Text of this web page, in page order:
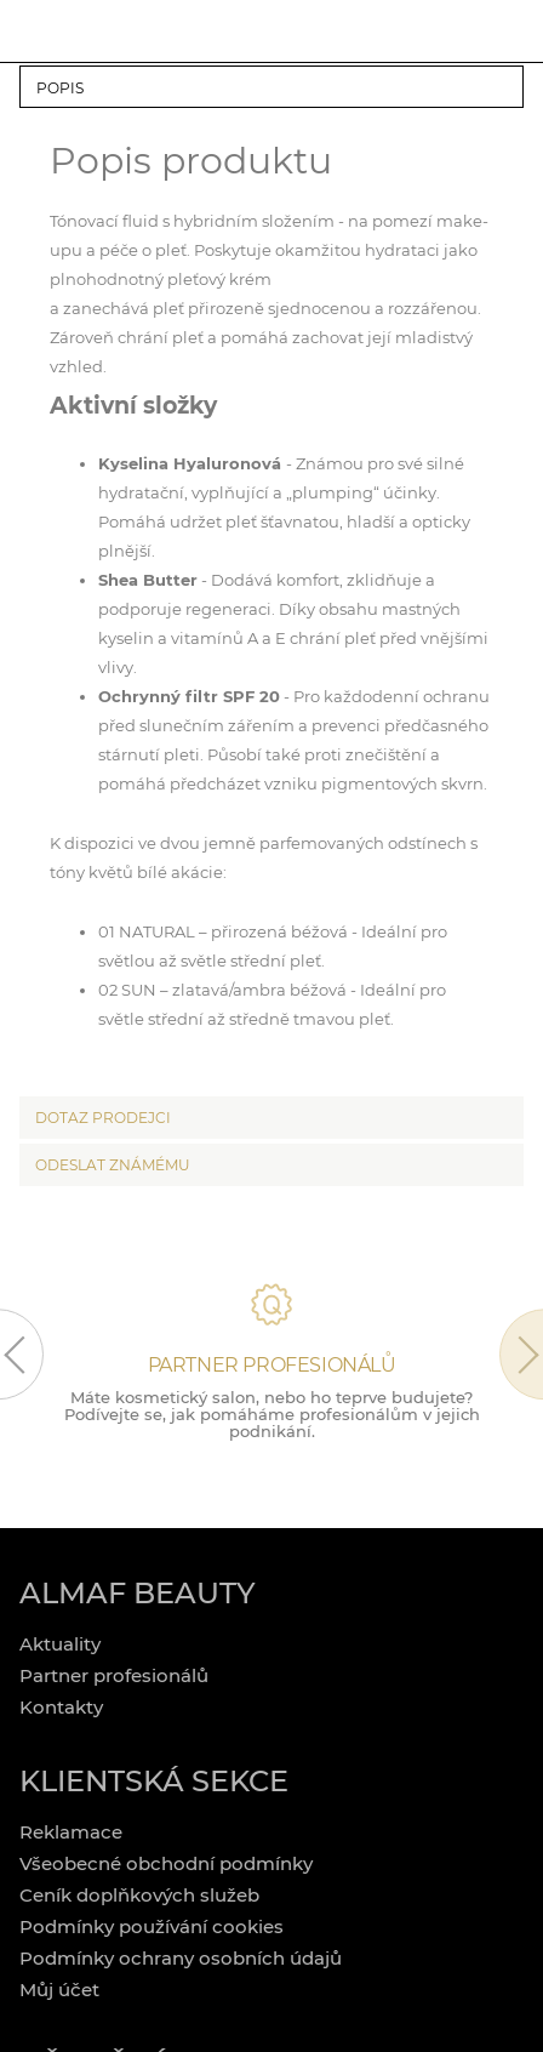
POPIS
Popis produktu
Tónovací fluid s hybridním složením - na pomezí make-
upu a péče o pleť. Poskytuje okamžitou hydrataci jako
plnohodnotný pleťový krém
a zanechává pleť přirozeně sjednocenou a rozzářenou.
Zároveň chrání pleť a pomáhá zachovat její mladistvý
vzhled.
Aktivní složky
Kyselina Hyaluronová - Známou pro své silné
hydratační, vyplňující a „plumping“ účinky.
Pomáhá udržet pleť šťavnatou, hladší a opticky
plnější.
Shea Butter- Dodává komfort, zklidňuje a
podporuje regeneraci. Díky obsahu mastných
kyselin a vitamínů A a E chrání pleť před vnějšími
vlivy.
Ochrynný filtr SPF 20- Pro každodenní ochranu
před slunečním zářením a prevenci předčasného
stárnutí pleti. Působí také proti znečištění a
pomáhá předcházet vzniku pigmentových skvrn.
K dispozici ve dvou jemně parfemovaných odstínech s
tóny květů bílé akácie:
01 NATURAL – přirozená béžová - Ideální pro
světlou až světle střední pleť.
02 SUN – zlatavá/ambra béžová - Ideální pro
světle střední až středně tmavou pleť.
DOTAZ PRODEJCI
ODESLAT ZNÁMÉMU
PARTNER PROFESIONÁLŮ
Máte kosmetický salon, nebo ho teprve budujete?
Podívejte se, jak pomáháme profesionálům v jejich
podnikání.
ALMAF BEAUTY
Aktuality
Partner profesionálů
Kontakty
KLIENTSKÁ SEKCE
Reklamace
Všeobecné obchodní podmínky
Ceník doplňkových služeb
Podmínky používání cookies
Podmínky ochrany osobních údajů
Můj účet